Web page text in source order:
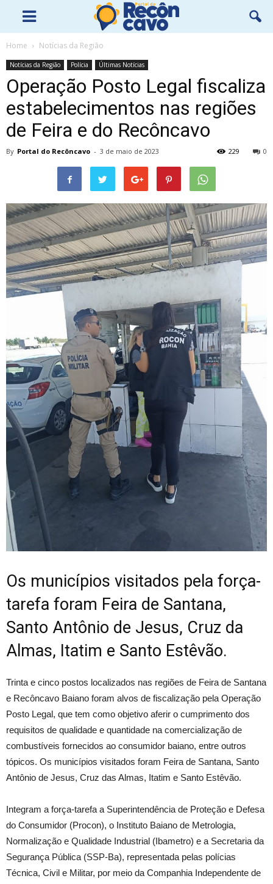
Home Notícias da Região
Notícias da Região Polícia Últimas Notícias
Operação Posto Legal fiscaliza
estabelecimentos nas regiões
de Feira e do Recôncavo
By Portal do Recôncavo - 3 de maio de 2023 0
229
Os municípios visitados pela força-
tarefa foram Feira de Santana,
Santo Antônio de Jesus, Cruz da
Almas, Itatim e Santo Estêvão.
Trinta e cinco postos localizados nas regiões de Feira de Santana
e Recôncavo Baiano foram alvos de fiscalização pela Operação
Posto Legal, que tem como objetivo aferir o cumprimento dos
requisitos de qualidade e quantidade na comercialização de
combustíveis fornecidos ao consumidor baiano, entre outros
tópicos. Os municípios visitados foram Feira de Santana, Santo
Antônio de Jesus, Cruz das Almas, Itatim e Santo Estêvão.
Integram a força-tarefa a Superintendência de Proteção e Defesa
do Consumidor (Procon), o Instituto Baiano de Metrologia,
Normalização e Qualidade Industrial (Ibametro) e a Secretaria da
Segurança Pública (SSP-Ba), representada pelas polícias
Técnica, Civil e Militar, por meio da Companhia Independente de